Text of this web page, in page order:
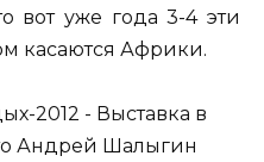
вот уже года 3-4 эти
касаются Африки.